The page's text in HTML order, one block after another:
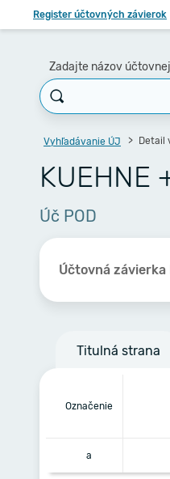
Register účtovných závierok
Zadajte názov
Vyhľadávanie ÚJ Detail
KUEHNE
Úč POD
Účtovná závierka
Titulná strana
Označenie
a